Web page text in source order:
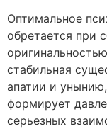
Оптимальное
обретается при
стабильная
апатии и
формирует
серьезных